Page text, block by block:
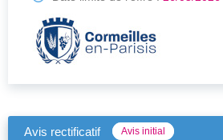
Avis rectificatif Avis initial